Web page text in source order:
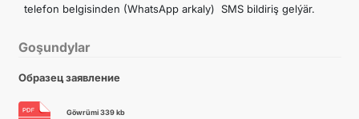
telefon belgisinden (WhatsApp arkaly) SMS bildiriş gelýär.
Goşundylar
Образец заявление
Göwrümi 339 kb